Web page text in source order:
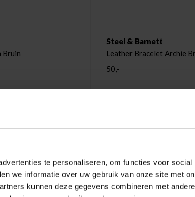
te personaliseren, om functies voor
we informatie over uw gebruik van onze site met
kunnen deze gegevens combineren met
Bruin
Steel & Barnett
Leather Bracelet Archie
50,-